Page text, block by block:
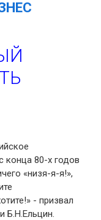
конца 80-х годов
«низя-я-я!»,
- призвал
Б.Н.Ельцин.